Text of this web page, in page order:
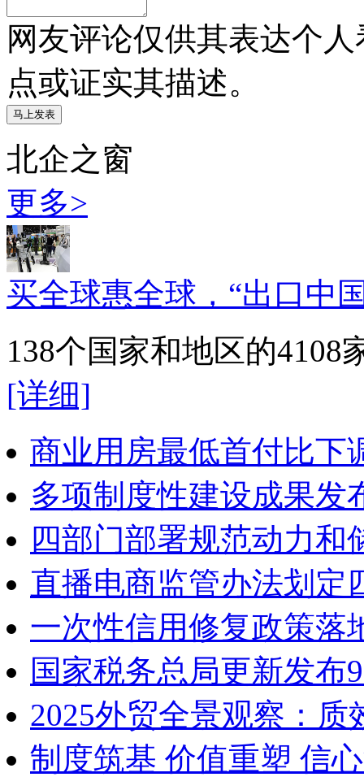
网友评论仅供其表达个
点或证实其描述。
北企之窗
更多>
买全球惠全球，“出口中
138个国家和地区的4108
[详细]
商业用房最低首付比下
多项制度性建设成果发
四部门部署规范动力和
直播电商监管办法划定
一次性信用修复政策落
国家税务总局更新发布
2025外贸全景观察：
制度筑基 价值重塑 信